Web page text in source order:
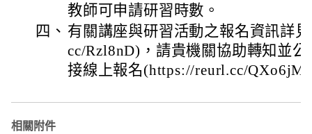
教師可申請研習時數。
四、 有關講座與研習活動之報名資訊詳
cc/Rzl8nD)，請貴機關協助轉知並
接線上報名(https://reurl.cc/
相關附件